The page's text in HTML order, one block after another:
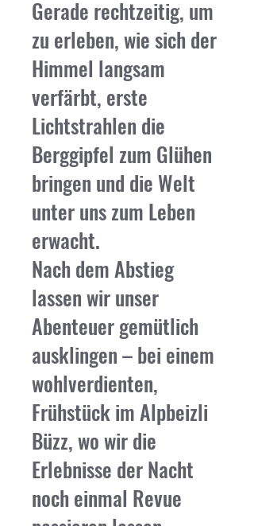
Gerade rechtzeitig, um
zu erleben, wie sich der
Himmel langsam
verfärbt, erste
Lichtstrahlen die
Berggipfel zum Glühen
bringen und die Welt
unter uns zum Leben
erwacht.
Nach dem Abstieg
lassen wir unser
Abenteuer gemütlich
ausklingen – bei einem
wohlverdienten,
Frühstück im Alpbeizli
Büzz, wo wir die
Erlebnisse der Nacht
noch einmal Revue